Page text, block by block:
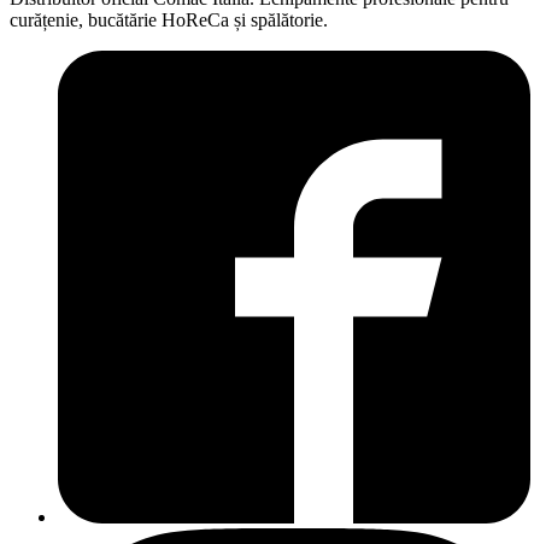
curățenie, bucătărie HoReCa și spălătorie.